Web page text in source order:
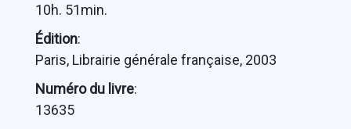
10h. 51min.
Édition:
Paris, Librairie générale française, 2003
Numéro du livre:
13635